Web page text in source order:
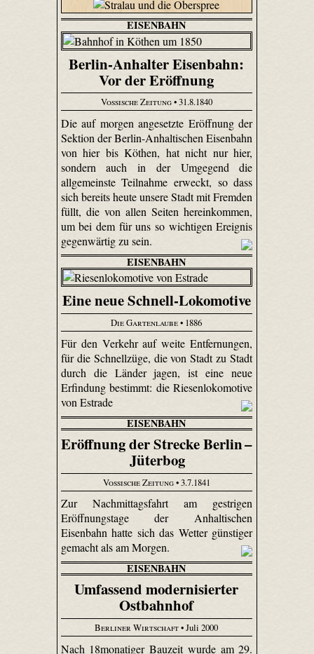
EISENBAHN
Berlin-Anhalter Eisenbahn:
Vor der Eröffnung
Vossische Zeitung• 31.8.1840
Die auf morgen angesetzte Eröffnung der
Sektion der Berlin-Anhaltischen Eisenbahn
von hier bis Köthen, hat nicht nur hier,
sondern auch in der Umgegend die
allgemeinste Teilnahme erweckt, so dass
sich bereits heute unsere Stadt mit Fremden
füllt, die von allen Seiten hereinkommen,
um bei dem für uns so wichtigen Ereignis
gegenwärtig zu sein.
EISENBAHN
Eine neue Schnell-Lokomotive
Die Gartenlaube• 1886
Für den Verkehr auf weite Entfernungen,
für die Schnellzüge, die von Stadt zu Stadt
durch die Länder jagen, ist eine neue
Erfindung bestimmt: die Riesenlokomotive
von Estrade
EISENBAHN
Eröffnung der Strecke Berlin –
Jüterbog
Vossische Zeitung• 3.7.1841
Zur Nachmittagsfahrt am gestrigen
Eröffnungstage der Anhaltischen
Eisenbahn hatte sich das Wetter günstiger
gemacht als am Morgen.
EISENBAHN
Umfassend modernisierter
Ostbahnhof
Berliner Wirtschaft• Juli 2000
Nach 18monatiger Bauzeit wurde am 29.